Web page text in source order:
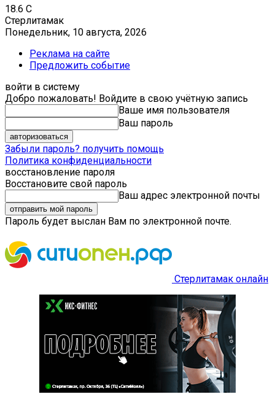
18.6 C
Стерлитамак
Понедельник, 10 августа, 2026
Реклама на сайте
Предложить событие
войти в систему
Добро пожаловать! Войдите в свою учётную запись
Ваше имя пользователя
Ваш пароль
Забыли пароль? получить помощь
Политика конфиденциальности
восстановление пароля
Восстановите свой пароль
Ваш адрес электронной почты
Пароль будет выслан Вам по электронной почте.
Стерлитамак онлайн